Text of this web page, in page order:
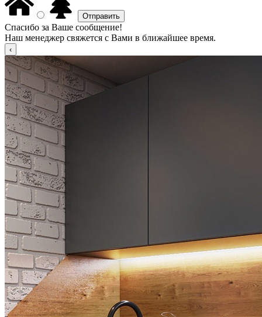
Спасибо за Ваше сообщение!
Наш менеджер свяжется с Вами в ближайшее время.